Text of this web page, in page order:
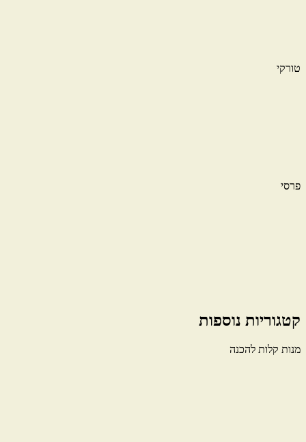
טורקי
פרסי
קטגוריות נוספות
מנות קלות להכנה